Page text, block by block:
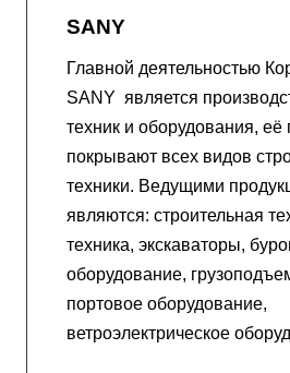
SANY
Главной деятельностью
SANY является
техник и оборудования, её
покрывают всех видов
техники. Ведущими
являются: строительная
техника, экскаваторы,
оборудование,
портовое оборудование,
ветроэлектрическое